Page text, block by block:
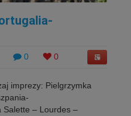
0 0
imprezy: Pielgrzymka
Salette – Lourdes –